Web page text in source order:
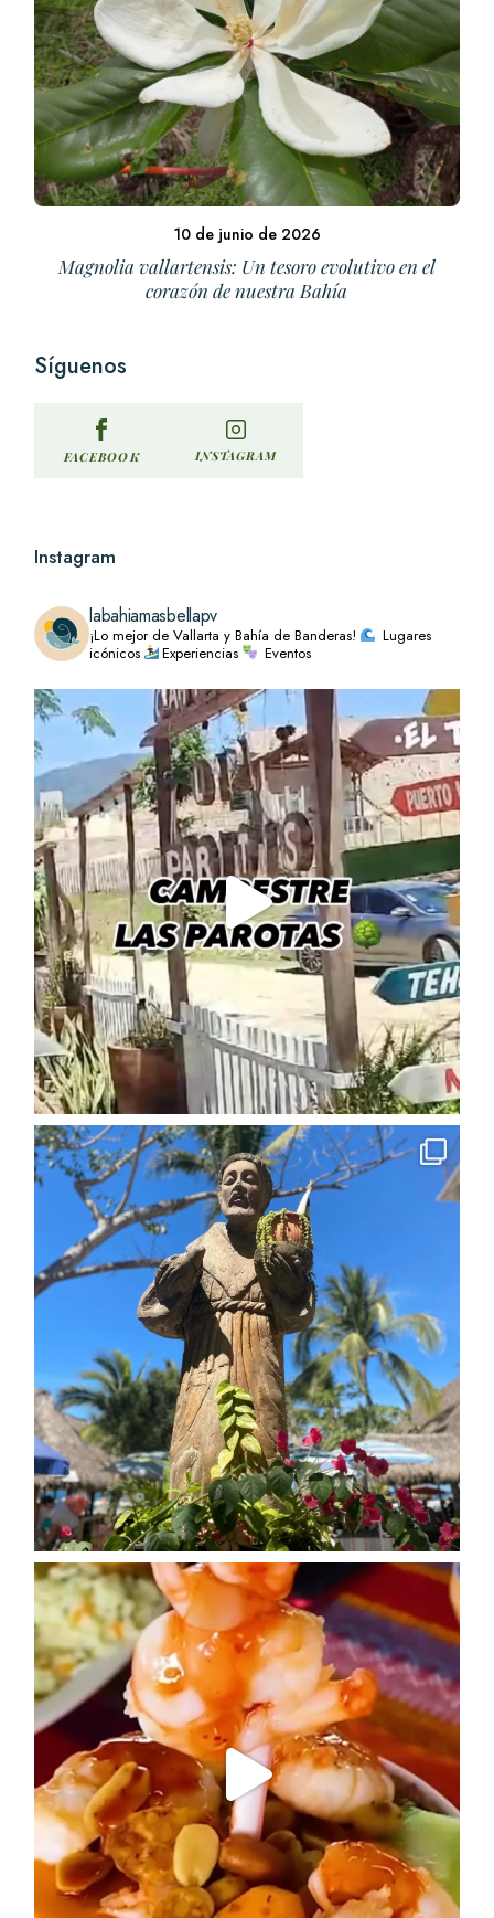
10 de junio de 2026
Magnolia vallartensis: Un tesoro evolutivo en el
corazón de nuestra Bahía
Síguenos
FACEBOOK INSTAGRAM
Instagram
labahiamasbellapv
¡Lo mejor de Vallarta y Bahía de Banderas!
Lugares
icónicos
Experiencias Eventos